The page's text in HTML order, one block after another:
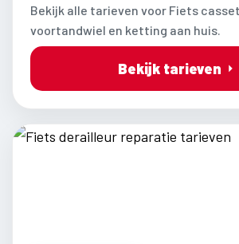
Bekijk alle tarieven voor Fiets
voortandwiel en ketting aan huis.
Bekijk tarieven